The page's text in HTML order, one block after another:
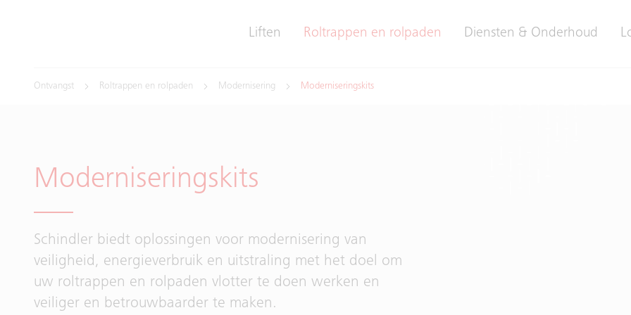
Liften Roltrappen en rolpaden Diensten & Onderhoud
Ontvangst Roltrappen en rolpaden Modernisering Moderniseringskits
Moderniseringskits
Schindler biedt oplossingen voor modernisering van
veiligheid, energieverbruik en uitstraling met het doel om
uw roltrappen en rolpaden vlotter te doen werken en
veiliger en betrouwbaarder te maken.